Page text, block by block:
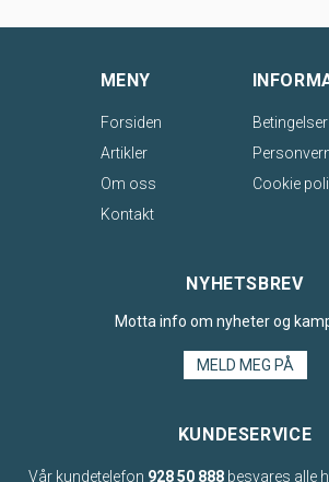
MENY
Forsiden
Artikler
Om oss
Kontakt
Betingelser
Cookie
NYHETSBREV
Motta info om nyheter og
MELD MEG PÅ
KUNDESERVICE
Vår kundetelefon 928 50 888besvares alle